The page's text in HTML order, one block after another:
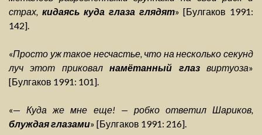
страх, кидаясь куда глаза глядят» [Булгаков 1991:
142].
«Просто уж такое несчастье, что на несколько секунд
луч этот приковалнамётанный глазвиртуоза»
[Булгаков 1991: 101].
«—Куда же мне еще! — робко ответил Шариков,
блуждая глазами» [Булгаков 1991: 216].